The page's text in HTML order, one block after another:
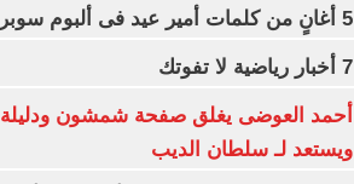
5 أغانٍ من كلمات أمير عيد فى ألبوم سوبرنوڤا
7 أخبار رياضية لا تفوتك
أحمد العوضى يغلق صفحة شمشون ودليلة
ويستعد لـ سلطان الديب